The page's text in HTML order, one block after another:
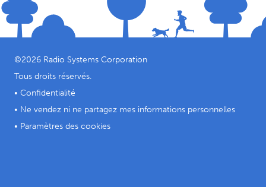
©2026 Radio Systems Corporation
Tous droits réservés.
• Confidentialité
• Ne vendez ni ne partagez mes informations personnelles
• Paramètres des cookies